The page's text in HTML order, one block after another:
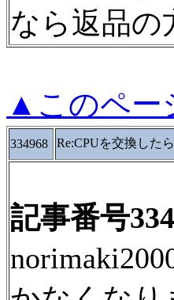
なら返品の
▲このペー
334968 Re:CPUを交換した
記事番号